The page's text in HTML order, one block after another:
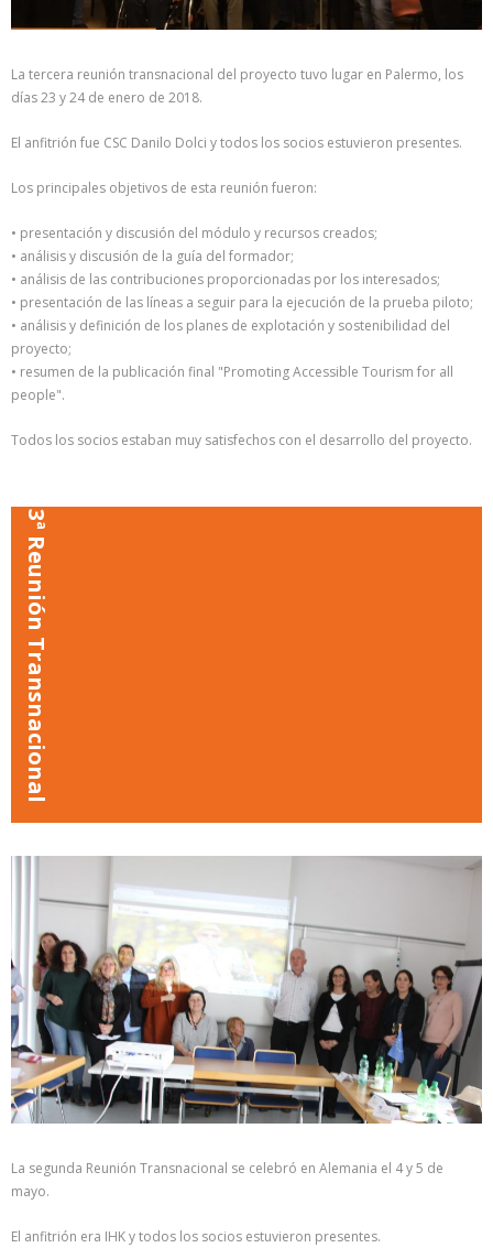
La tercera reunión transnacional del proyecto tuvo lugar en Palermo, los
días 23 y 24 de enero de 2018.
El anfitrión fue CSC Danilo Dolci y todos los socios estuvieron presentes.
Los principales objetivos de esta reunión fueron:
• presentación y discusión del módulo y recursos creados;
• análisis y discusión de la guía del formador;
• análisis de las contribuciones proporcionadas por los interesados;
• presentación de las líneas a seguir para la ejecución de la prueba piloto;
• análisis y definición de los planes de explotación y sostenibilidad del
proyecto;
• resumen de la publicación final "Promoting Accessible Tourism for all
people".
Todos los socios estaban muy satisfechos con el desarrollo del proyecto.
3ª Reunión Transnacional
La segunda Reunión Transnacional se celebró en Alemania el 4 y 5 de
mayo.
El anfitrión era IHK y todos los socios estuvieron presentes.